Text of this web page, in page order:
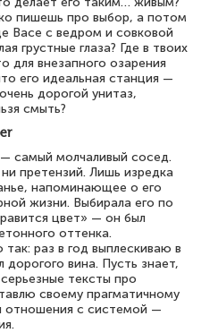
пишешь про выбор, а потом
Васе с ведром и совковой
грустные глаза? Где в твоих
для внезапного озарения
его идеальная станция —
дорогой унитаз,
смыть?
самый молчаливый сосед.
претензий. Лишь изредка
напоминающее о его
жизни. Выбирала его по
цвет» — он был
оттенка.
раз в год выплескиваю в
дорогого вина. Пусть знает,
тексты про
своему прагматичному
отношения с системой —